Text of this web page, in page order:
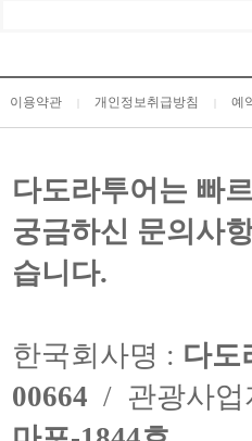
이용약관 개인정보취급방침 예
다도라투어는 빠
궁금하신 문의사
습니다.
한국회사명 : 다도
00664 / 관광사